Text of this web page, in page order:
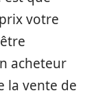
votre
acheteur
la vente de